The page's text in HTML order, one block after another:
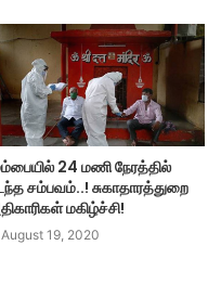
24 மணி நேரத்தில்
சம்பவம்..! சுகாதாரத்துறை
மகிழ்ச்சி!
August 19, 2020